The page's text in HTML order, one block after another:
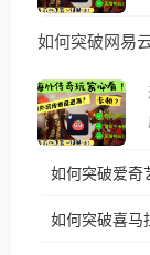
如何突破网易
如何突破爱奇
如何突破喜马